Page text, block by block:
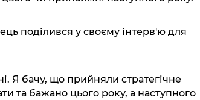
поділився у своєму інтерв'ю для
Я бачу, що прийняли стратегічне
та бажано цього року, а наступного